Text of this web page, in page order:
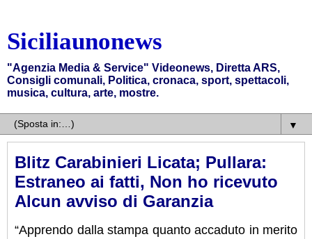
Siciliaunonews
"Agenzia Media & Service" Videonews, Diretta ARS,
Consigli comunali, Politica, cronaca, sport, spettacoli,
musica, cultura, arte, mostre.
▼
Blitz Carabinieri Licata; Pullara:
Estraneo ai fatti, Non ho ricevuto
Alcun avviso di Garanzia
“Apprendo dalla stampa quanto accaduto in merito